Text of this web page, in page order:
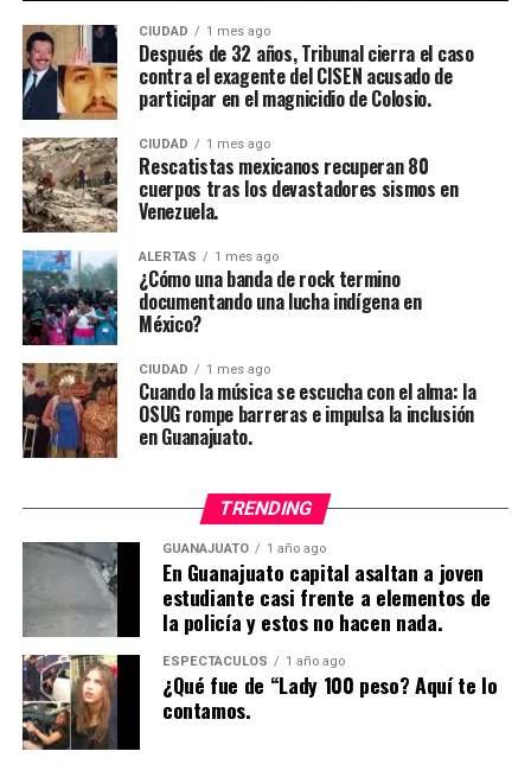
CIUDAD 1 mes ago
Después de 32 años, Tribunal cierra el caso
contra el exagente del CISEN acusado de
participar en el magnicidio de Colosio.
CIUDAD 1 mes ago
Rescatistas mexicanos recuperan 80
cuerpos tras los devastadores sismos en
Venezuela.
ALERTAS 1 mes ago
¿Cómo una banda de rock termino
documentando una lucha indígena en
México?
CIUDAD 1 mes ago
Cuando la música se escucha con el alma: la
OSUG rompe barreras e impulsa la inclusión
en Guanajuato.
TRENDING
GUANAJUATO 1 año ago
En Guanajuato capital asaltan a joven
estudiante casi frente a elementos de
la policía y estos no hacen nada.
ESPECTÁCULOS 1 año ago
¿Qué fue de “Lady 100 peso? Aquí te lo
contamos.